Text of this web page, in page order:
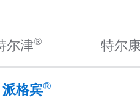
尔津® 特尔康
派格宾®